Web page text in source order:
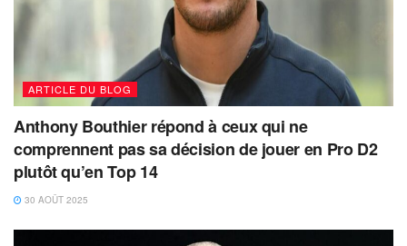
ARTICLE DU BLOG
Anthony Bouthier répond à ceux qui ne
comprennent pas sa décision de jouer en Pro D2
plutôt qu’en Top 14
30 AOÛT 2025